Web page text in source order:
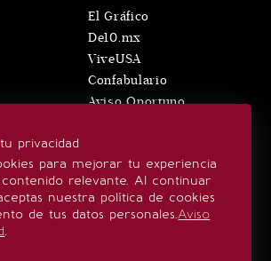
privacidad
para mejorar tu experiencia
relevante. Al continuar
nuestra política de cookies
de tus datos personales.Aviso
.
El Gráfico
De10.mx
ViveUSA
Confabulario
Aviso Oportuno
SÍGUENOS